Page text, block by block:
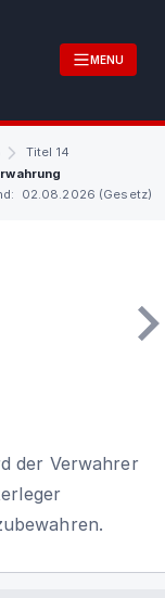
MENU
Titel 14
02.08.2026 (Gesetz)
der Verwahrer